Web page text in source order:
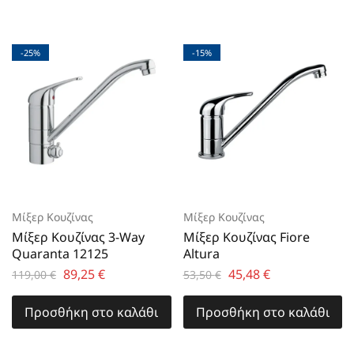
-25%
Μίξερ Κουζίνας
Μίξερ Κουζίνας 3-Way
Quaranta 12125
119,00€ 89,25€
Προσθήκη στο καλάθι
-15%
Μίξερ Κουζίνας
Μίξερ Κουζίνας Fiore
Altura
53,50€ 45,48€
Προσθήκη στο καλάθι